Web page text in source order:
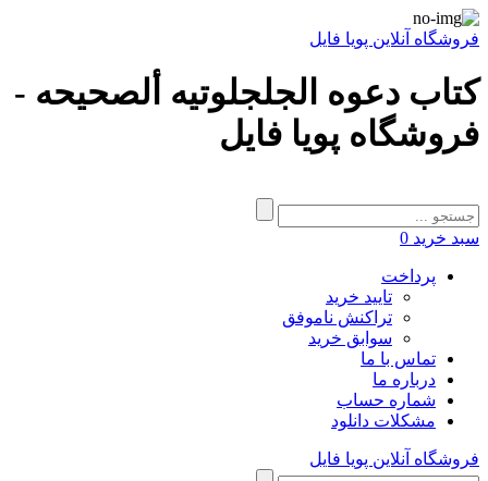
فروشگاه آنلاین پویا فایل
کتاب دعوه الجلجلوتیه ألصحیحه -
فروشگاه پویا فایل
سبد خرید 0
پرداخت
تایید خرید
تراکنش ناموفق
سوابق خرید
تماس با ما
درباره ما
شماره حساب
مشکلات دانلود
فروشگاه آنلاین پویا فایل